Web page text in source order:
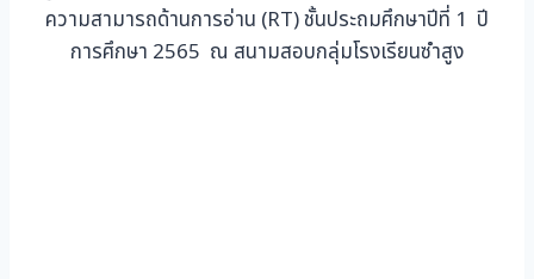
ความสามารถด้านการอ่าน (RT) ชั้นประถมศึกษาปีที่ 1 ปี
การศึกษา 2565 ณ สนามสอบกลุ่มโรงเรียนซำสูง